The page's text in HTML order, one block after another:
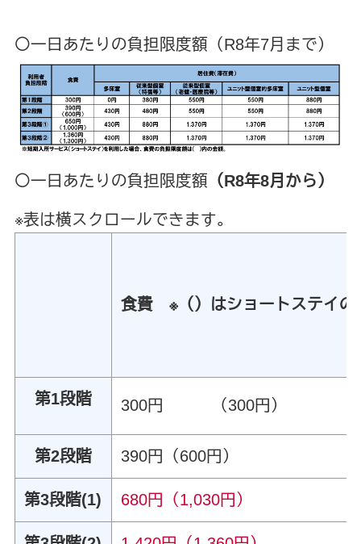
〇一日あたりの負担限度額（R8年7月まで）
〇一日あたりの負担限度額 （R8年8月から）
※表は横スクロールできます。
食費 ※（）はショートステイの
第1段階 300円 （300円）
第2段階 390円（600円）
第3段階(1) 680円（1,030円）